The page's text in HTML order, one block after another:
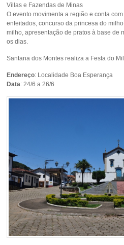
Villas e Fazendas de Minas
O evento movimenta a região e conta
enfeitados, concurso da princesa do
milho, apresentação de pratos à base de
os dias.
Santana dos Montes realiza a Festa do
Endereço: Localidade Boa Esperança
Data: 24/6 a 26/6